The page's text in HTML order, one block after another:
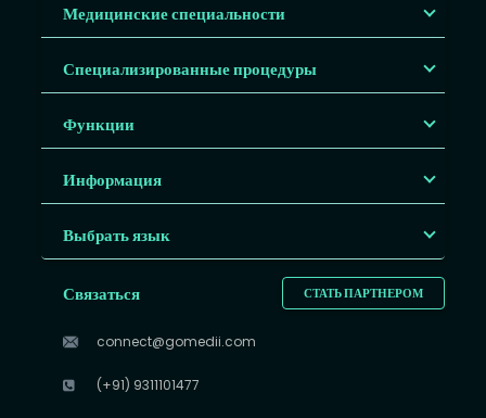
Медицинские специальности
Специализированные процедуры
Функции
Информация
Выбрать язык
СТАТЬ ПАРТНЕРОМ
Связаться
connect@gomedii.com
(+91) 9311101477